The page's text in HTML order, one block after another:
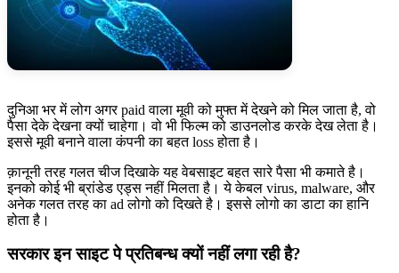
दुनिआ भर में लोग अगर paid वाला मूवी को मुफ्त में देखने को मिल जाता है, वो
पैसा देके देखना क्यों चाहेगा। वो भी फिल्म को डाउनलोड करके देख लेता है।
इससे मूवी बनाने वाला कंपनी का बहत loss होता है।
क़ानूनी तरह गलत चीज दिखाके यह वेबसाइट बहत सारे पैसा भी कमाते है।
इनको कोई भी ब्रांडेड एड्स नहीं मिलता है। ये केबल virus, malware, और
अनेक गलत तरह का ad लोगो को दिखते है। इससे लोगो का डाटा का हानि
होता है।
सरकार इन साइट पे प्रतिबन्ध क्यों नहीं लगा रही है?